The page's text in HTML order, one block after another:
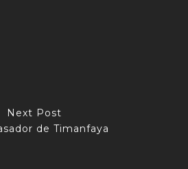
Next Post
de Timanfaya